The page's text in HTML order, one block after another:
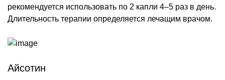
рекомендуется использовать по 2 капли 4–5 раз в день.
Длительность терапии определяется лечащим врачом.
Айсотин